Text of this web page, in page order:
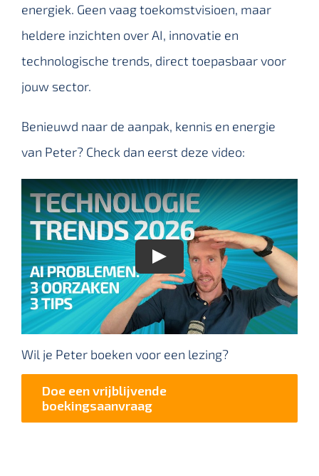
energiek. Geen vaag toekomstvisioen, maar
heldere inzichten over AI, innovatie en
technologische trends, direct toepasbaar voor
jouw sector.
Benieuwd naar de aanpak, kennis en energie
van Peter? Check dan eerst deze video:
Wil je Peter boeken voor een lezing?
Doe een vrijblijvende
boekingsaanvraag